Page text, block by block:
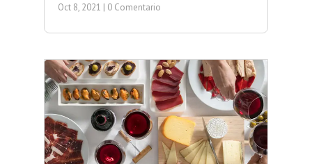
Oct 8, 2021 | 0 Comentario